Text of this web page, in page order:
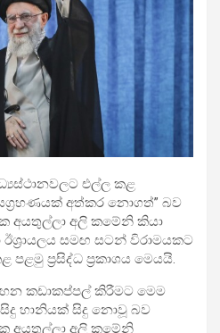
එල්ල කළ
අත්කර නොගත්” බව
අයතුල්ලා අලි කමේනි කියා
සමඟ සටන් විරාමයකට
ප්‍රසිද්ධ ප්‍රකාශය මෙයයි.
කඩාකප්පල් කිරීමට මෙම
හානියක් සිදු නොවූ බව
අයතුල්ලා අලි කමේනි